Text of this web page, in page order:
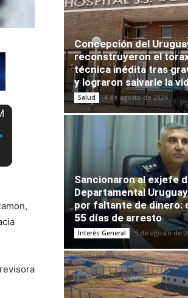
Concepción del
reconstruyeron el
técnica inédita tras
y lograron salvarle la
Salud 4 de agosto de 2026
Sancionaron al exjefe
Departamental
por faltante de dinero:
55 días de arresto
Interés General 5 de agosto de